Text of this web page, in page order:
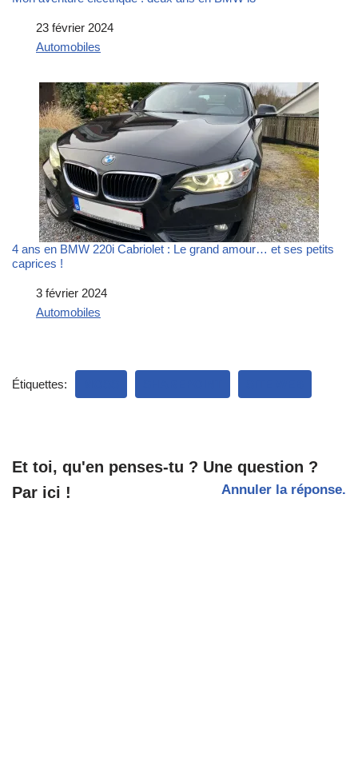
Date23 février 2024
Par rapport à
Automobiles
4 ans en BMW 220i Cabriolet : Le grand amour… et ses petits
caprices !
Date3 février 2024
Par rapport à
Automobiles
Étiquettes:
Et toi, qu'en penses-tu ? Une question ?
Par ici !
Annuler la réponse.